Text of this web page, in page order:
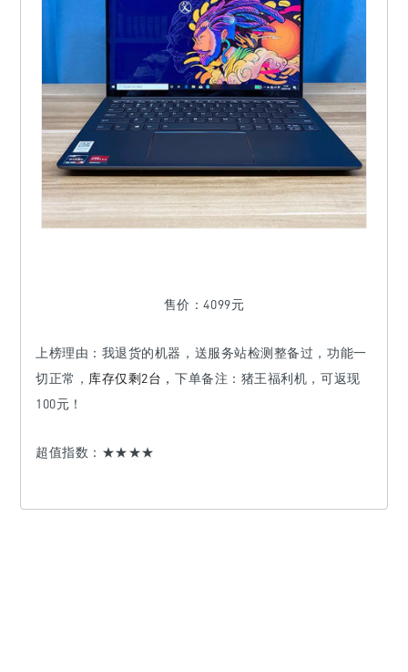
售价：4099元
上榜理由： 我退货的机器，送服务站检测整备过，功能一
切正常， 库存仅剩2台，下单备注：猪王福利机，可返现
100元！
超值指数：★★★★